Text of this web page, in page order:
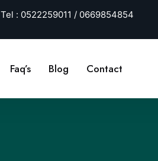
Tel : 0522259011 / 0669854854
Faq’s Blog Contact